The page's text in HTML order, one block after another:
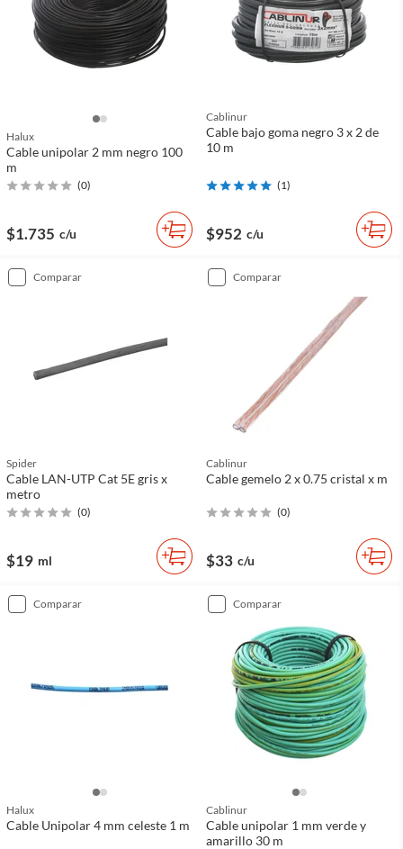
Halux
Cable unipolar 2 mm negro 100
m
(0)
$1.735 c/u
Cablinur
Cable bajo goma negro 3 x 2 de
10 m
(1)
$952 c/u
comparar
Spider
Cable LAN-UTP Cat 5E gris x
metro
(0)
$19 ml
comparar
Cablinur
Cable gemelo 2 x 0.75 cristal x m
(0)
$33 c/u
comparar
Halux
Cable Unipolar 4 mm celeste 1 m
comparar
Cablinur
Cable unipolar 1 mm verde y
amarillo 30 m